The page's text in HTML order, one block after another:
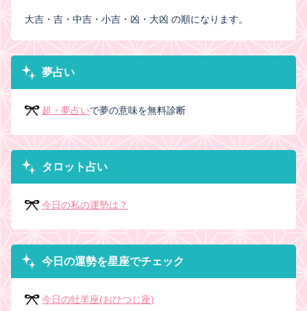
大吉・吉・中吉・小吉・凶・大凶 の順になります。
夢占い
超・夢占いで夢の意味を無料診断
タロット占い
今日の私の運勢は？
今日の運勢を星座でチェック
今日の牡羊座(おひつじ座)